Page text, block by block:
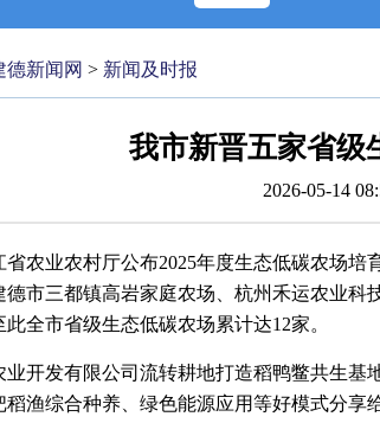
德新闻网 > 新闻及时报
我市新晋五家省级
2026-05-14
省农业农村厅公布2025年度生态低碳农场
德市三都镇高岩家庭农场、杭州禾运农业科
全市省级生态低碳农场累计达12家。
业开发有限公司流转耕地打造稻鸭鳖共生基
稻渔综合种养、绿色能源应用等好模式分享